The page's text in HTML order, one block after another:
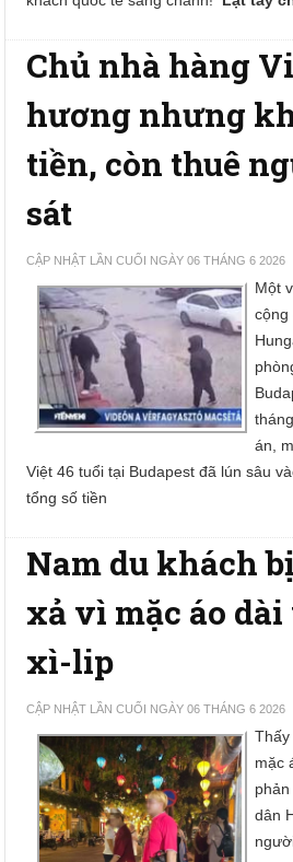
Chủ nhà hàng
hương nhưng
tiền, còn thuê
sát
CẬP NHẬT LẦN CUỐI NGÀY 06 THÁNG 6 2026
Một
cộng
án,
Việt 46 tuổi tại Budapest đã lún sâu
tổng số tiền
Nam du khách
xả vì mặc áo
xì-lip
CẬP NHẬT LẦN CUỐI NGÀY 06 THÁNG 6 2026
mặc
dân